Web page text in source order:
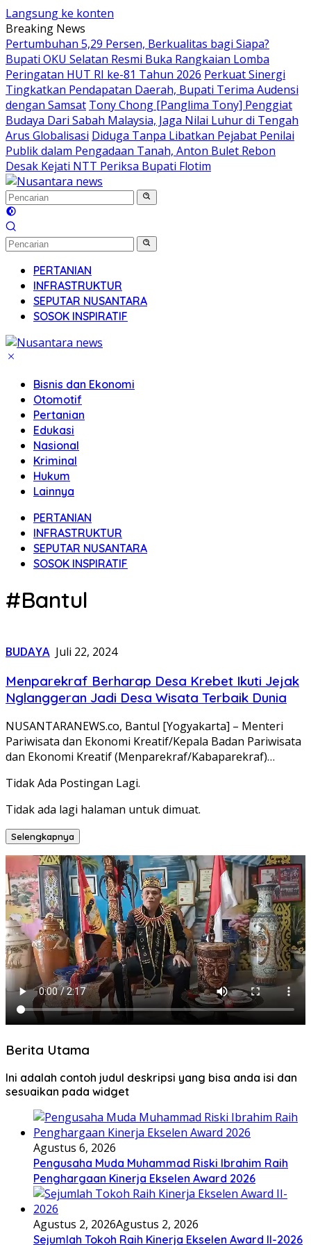
Langsung ke konten
Breaking News
Pertumbuhan 5,29 Persen, Berkualitas bagi Siapa?
Bupati OKU Selatan Resmi Buka Rangkaian Lomba
Peringatan HUT RI ke-81 Tahun 2026 Perkuat Sinergi
Tingkatkan Pendapatan Daerah, Bupati Terima Audensi
dengan Samsat Tony Chong [Panglima Tony] Penggiat
Budaya Dari Sabah Malaysia, Jaga Nilai Luhur di Tengah
Arus Globalisasi Diduga Tanpa Libatkan Pejabat Penilai
Publik dalam Pengadaan Tanah, Anton Bulet Rebon
Desak Kejati NTT Periksa Bupati Flotim
PERTANIAN
INFRASTRUKTUR
SEPUTAR NUSANTARA
SOSOK INSPIRATIF
Bisnis dan Ekonomi
Otomotif
Pertanian
Edukasi
Nasional
Kriminal
Hukum
Lainnya
PERTANIAN
INFRASTRUKTUR
SEPUTAR NUSANTARA
SOSOK INSPIRATIF
#Bantul
BUDAYA Juli 22, 2024
Menparekraf Berharap Desa Krebet Ikuti Jejak
Nglanggeran Jadi Desa Wisata Terbaik Dunia
NUSANTARANEWS.co, Bantul [Yogyakarta] – Menteri
Pariwisata dan Ekonomi Kreatif/Kepala Badan Pariwisata
dan Ekonomi Kreatif (Menparekraf/Kabaparekraf)…
Tidak Ada Postingan Lagi.
Tidak ada lagi halaman untuk dimuat.
Selengkapnya
Berita Utama
Ini adalah contoh judul deskripsi yang bisa anda isi dan
sesuaikan pada widget
Agustus 6, 2026
Pengusaha Muda Muhammad Riski Ibrahim Raih
Penghargaan Kinerja Ekselen Award 2026
Agustus 2, 2026Agustus 2, 2026
Sejumlah Tokoh Raih Kinerja Ekselen Award II-2026